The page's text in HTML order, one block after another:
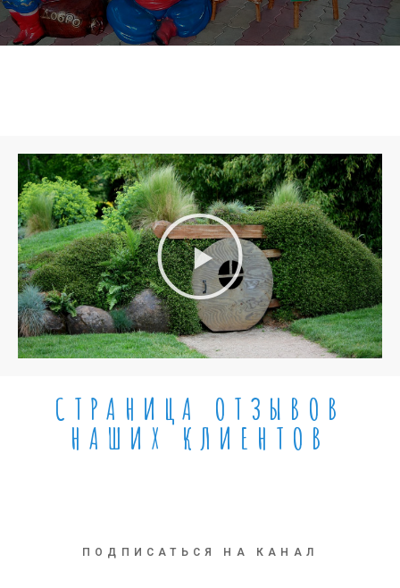
Н
А
В
СТРАНИЦА ОТЗЫВОВ
НАШИХ КЛИЕНТОВ
ПОДПИСАТЬСЯ НА КАНАЛ